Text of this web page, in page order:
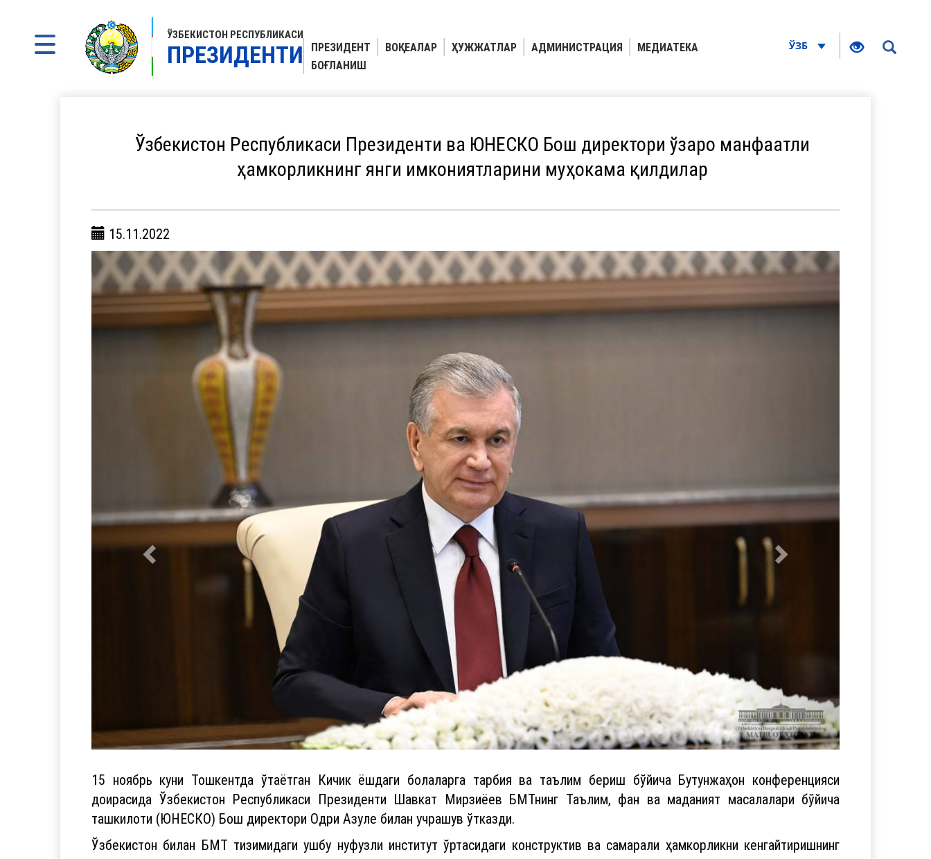
ЎЗБЕКИСТОН РЕСПУБЛИКАСИ
ПРЕЗИДЕНТИ ПРЕЗИДЕНТ ВОҚЕАЛАР ҲУЖЖАТЛАР АДМИНИСТРАЦИЯ
МЕДИАТЕКА
БОҒЛАНИШ
ЎЗБ
Ўзбекистон Республикаси Президенти ва ЮНЕСКО Бош директори ўзаро манфаатли
ҳамкорликнинг янги имкониятларини муҳокама қилдилар
15.11.2022
15 ноябрь куни Тошкентда ўтаётган Кичик ёшдаги болаларга тарбия ва таълим бериш бўйича Бутунжаҳон конференцияси
доирасида Ўзбекистон Республикаси Президенти Шавкат Мирзиёев БМТнинг Таълим, фан ва маданият масалалари бўйича
ташкилоти (ЮНЕСКО) Бош директори Одри Азуле билан учрашув ўтказди.
Ўзбекистон билан БМТ тизимидаги ушбу нуфузли институт ўртасидаги конструктив ва самарали ҳамкорликни кенгайтиришнинг